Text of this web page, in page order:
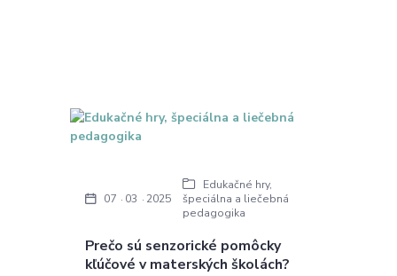
Prečo sú senzorické pomôcky
kľúčové v materských školách?
07 03 2025
Edukačné hry,
špeciálna a liečebná
pedagogika